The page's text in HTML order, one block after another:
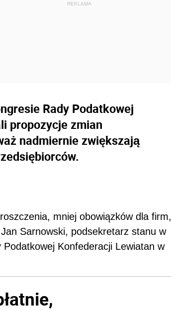
Rady Podatkowej
propozycje zmian
nadmiernie zwiększają
mniej obowiązków dla firm,
Sarnowski, podsekretarz stanu w
Konfederacji Lewiatan w